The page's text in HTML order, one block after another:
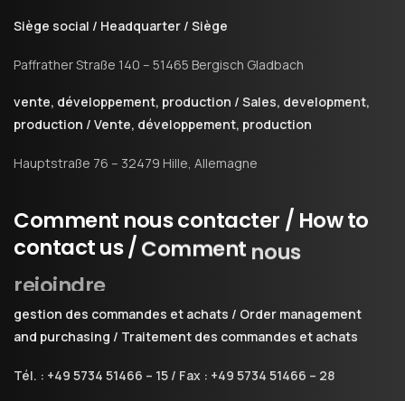
Siège social / Headquarter / Siège
Paffrather Straße 140 – 51465 Bergisch Gladbach
vente, développement, production / Sales, development,
production / Vente, développement, production
Hauptstraße 76 – 32479 Hille, Allemagne
Comment nouscontacter / Howto
contactus/Comment nous
rejoindre
gestion des commandes et achats / Order management
and purchasing / Traitement des commandes et achats
Tél. : +49 5734 51466 – 15 / Fax : +49 5734 51466 – 28